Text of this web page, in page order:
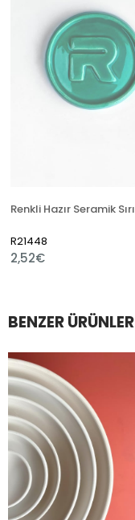
R21448
2,52€
BENZER ÜRÜNLER